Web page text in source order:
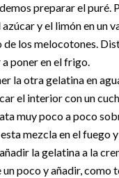
preparar el puré.
y el limón en un
los melocotones.
poner en el frigo.
la otra gelatina en
el interior con un
muy poco a poco
mezcla en el fuego
la gelatina a la
un poco y añadir,